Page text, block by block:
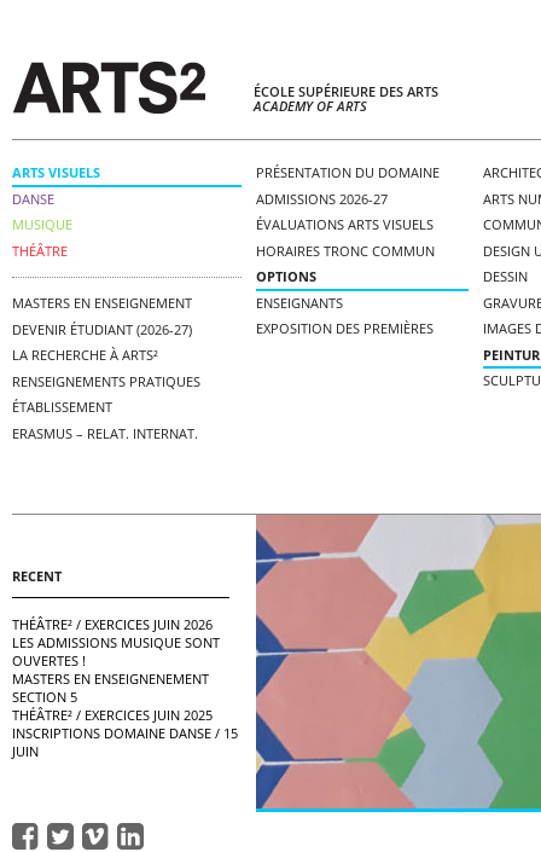
ÉCOLE SUPÉRIEURE DES ARTS
ACADEMY OF ARTS
ARTS VISUELS
PRÉSENTATION DU DOMAINE
ADMISSIONS 2026-27
ÉVALUATIONS ARTS VISUELS
HORAIRES TRONC COMMUN
OPTIONS
ARTS
DESIGN
DESSIN
IMAGES
ENSEIGNANTS
EXPOSITION DES PREMIÈRES
DANSE
MUSIQUE
THÉÂTRE
MASTERS EN ENSEIGNEMENT
DEVENIR ÉTUDIANT (2026-27)
LA RECHERCHE À ARTS²
RENSEIGNEMENTS PRATIQUES
ÉTABLISSEMENT
ERASMUS – RELAT. INTERNAT.
RECENT
THÉÂTRE² / EXERCICES JUIN 2026
LES ADMISSIONS MUSIQUE SONT
OUVERTES !
MASTERS EN ENSEIGNENEMENT
SECTION 5
THÉÂTRE² / EXERCICES JUIN 2025
INSCRIPTIONS DOMAINE DANSE / 15
JUIN